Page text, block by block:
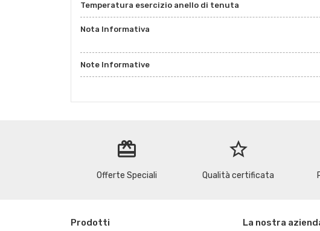
Temperatura esercizio anello di tenuta
Nota Informativa
Note Informative
redeem
Offerte Speciali
star_border
Qualità certificata
Prodotti La nostra